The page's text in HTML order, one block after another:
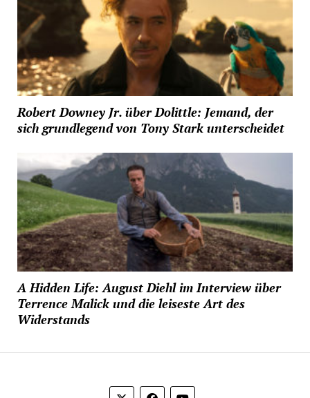
Robert Downey Jr. über Dolittle: Jemand, der
sich grundlegend von Tony Stark unterscheidet
A Hidden Life: August Diehl im Interview über
Terrence Malick und die leiseste Art des
Widerstands